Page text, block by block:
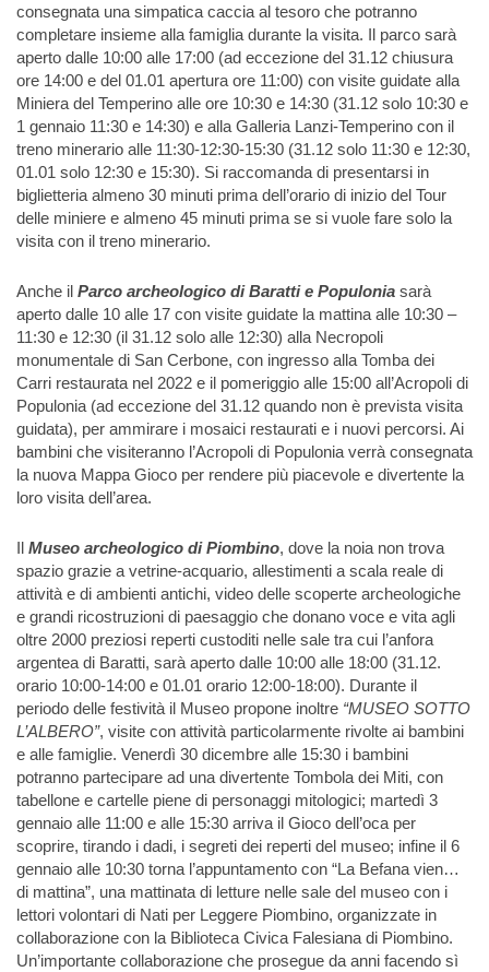
consegnata una simpatica caccia al tesoro che potranno
completare insieme alla famiglia durante la visita. Il parco sarà
aperto dalle 10:00 alle 17:00 (ad eccezione del 31.12 chiusura
ore 14:00 e del 01.01 apertura ore 11:00) con visite guidate alla
Miniera del Temperino alle ore 10:30 e 14:30 (31.12 solo 10:30 e
1 gennaio 11:30 e 14:30) e alla Galleria Lanzi-Temperino con il
treno minerario alle 11:30-12:30-15:30 (31.12 solo 11:30 e 12:30,
01.01 solo 12:30 e 15:30). Si raccomanda di presentarsi in
biglietteria almeno 30 minuti prima dell’orario di inizio del Tour
delle miniere e almeno 45 minuti prima se si vuole fare solo la
visita con il treno minerario.
Anche il Parco archeologico di Baratti e Populonia sarà
aperto dalle 10 alle 17 con visite guidate la mattina alle 10:30 –
11:30 e 12:30 (il 31.12 solo alle 12:30) alla Necropoli
monumentale di San Cerbone, con ingresso alla Tomba dei
Carri restaurata nel 2022 e il pomeriggio alle 15:00 all’Acropoli di
Populonia (ad eccezione del 31.12 quando non è prevista visita
guidata), per ammirare i mosaici restaurati e i nuovi percorsi. Ai
bambini che visiteranno l’Acropoli di Populonia verrà consegnata
la nuova Mappa Gioco per rendere più piacevole e divertente la
loro visita dell’area.
Il Museo archeologico di Piombino, dove la noia non trova
spazio grazie a vetrine-acquario, allestimenti a scala reale di
attività e di ambienti antichi, video delle scoperte archeologiche
e grandi ricostruzioni di paesaggio che donano voce e vita agli
oltre 2000 preziosi reperti custoditi nelle sale tra cui l’anfora
argentea di Baratti, sarà aperto dalle 10:00 alle 18:00 (31.12.
orario 10:00-14:00 e 01.01 orario 12:00-18:00). Durante il
periodo delle festività il Museo propone inoltre “MUSEO SOTTO
L’ALBERO”, visite con attività particolarmente rivolte ai bambini
e alle famiglie. Venerdì 30 dicembre alle 15:30 i bambini
potranno partecipare ad una divertente Tombola dei Miti, con
tabellone e cartelle piene di personaggi mitologici; martedì 3
gennaio alle 11:00 e alle 15:30 arriva il Gioco dell’oca per
scoprire, tirando i dadi, i segreti dei reperti del museo; infine il 6
gennaio alle 10:30 torna l’appuntamento con “La Befana vien…
di mattina”, una mattinata di letture nelle sale del museo con i
lettori volontari di Nati per Leggere Piombino, organizzate in
collaborazione con la Biblioteca Civica Falesiana di Piombino.
Un’importante collaborazione che prosegue da anni facendo sì